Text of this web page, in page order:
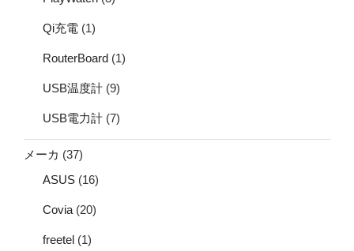
Qi充電 (1)
RouterBoard (1)
USB温度計 (9)
USB電力計 (7)
メーカ (37)
ASUS (16)
Covia (20)
freetel (1)